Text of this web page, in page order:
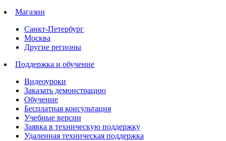
Магазин
Санкт-Петербург
Москва
Другие регионы
Поддержка и обучение
Видеоуроки
Заказать демонстрацию
Обучение
Бесплатная консультация
Учебные версии
Заявка в техническую поддержку
Удаленная техническая поддержка